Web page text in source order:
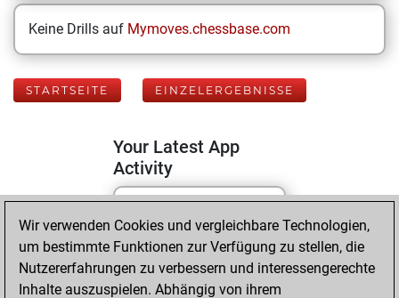
Keine Drills auf Mymoves.chessbase.com
STARTSEITE EINZELERGEBNISSE
Your Latest App
Activity
Samstag, Mai 2,
2026
You totalled 11
Wir verwenden Cookies und vergleichbare Technologien,
um bestimmte Funktionen zur Verfügung zu stellen, die
Nutzererfahrungen zu verbessern und interessengerechte
Inhalte auszuspielen. Abhängig von ihrem